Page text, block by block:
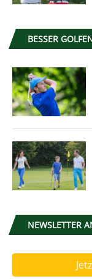
BESSER
NEWSLETTER